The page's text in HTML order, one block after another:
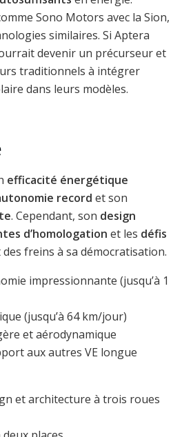
Sono Motors avec la Sion,
similaires. Si Aptera
devenir un précurseur et
traditionnels à intégrer
dans leurs modèles.
efficacité énergétique
record et son
. Cependant, son design
d’homologation et les défis
freins à sa démocratisation.
impressionnante (jusqu’à 1
(jusqu’à 64 km/jour)
et aérodynamique
aux autres VE longue
et architecture à trois roues